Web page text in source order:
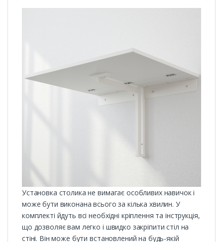
Установка столика не вимагає особливих навичок і
може бути виконана всього за кілька хвилин. У
комплекті йдуть всі необхідні кріплення та інструкція,
що дозволяє вам легко і швидко закріпити стіл на
стіні. Він може бути встановлений на будь-якій